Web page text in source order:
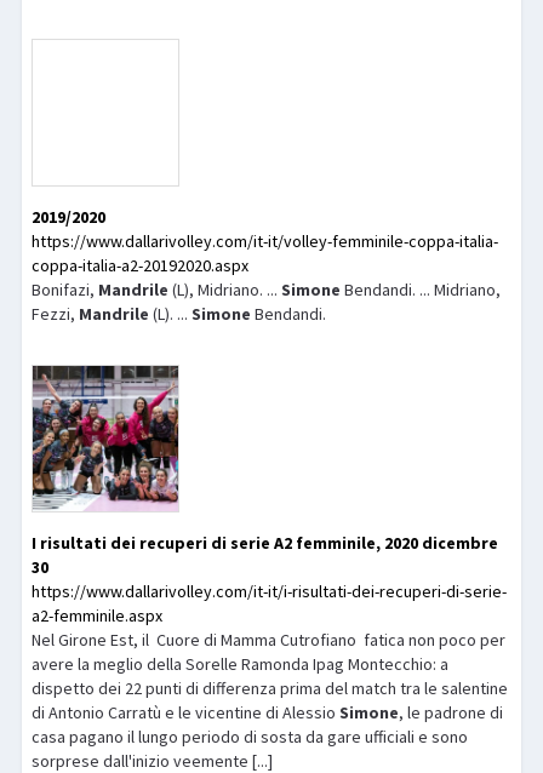
2019/2020
https://www.dallarivolley.com/it-it/volley-femminile-coppa-italia-
coppa-italia-a2-20192020.aspx
Bonifazi, Mandrile (L), Midriano. ...Simone Bendandi. ... Midriano,
Fezzi, Mandrile (L). ...Simone Bendandi.
I risultati dei recuperi di serie A2 femminile, 2020 dicembre
30
https://www.dallarivolley.com/it-it/i-risultati-dei-recuperi-di-serie-
a2-femminile.aspx
Nel Girone Est, il Cuore di Mamma Cutrofiano fatica non poco per
avere la meglio della Sorelle Ramonda Ipag Montecchio: a
dispetto dei 22 punti di differenza prima del match tra le salentine
di Antonio Carratù e le vicentine di AlessioSimone, le padrone di
casa pagano il lungo periodo di sosta da gare ufficiali e sono
sorprese dall'inizio veemente [...]